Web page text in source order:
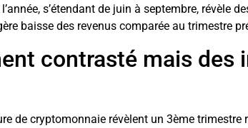
s’étendant de juin à septembre, révèle
baisse des revenus comparée au trimestre
contrasté mais des
de cryptomonnaie révèlent un 3ème trimestre